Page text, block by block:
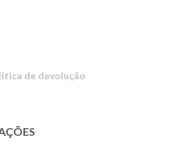
de devolução
Latvian